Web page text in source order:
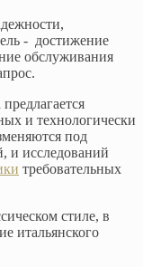
- достижение
обслуживания
и технологически
под
и исследований
требовательных
стиле, в
итальянского